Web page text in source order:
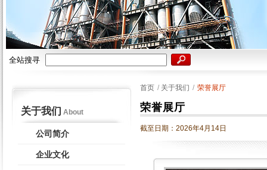
全站搜寻
关于我们 About
公司简介
企业文化
首页 / 关于我们 / 荣誉展厅
荣誉展厅
截至日期： 2026年4月14日